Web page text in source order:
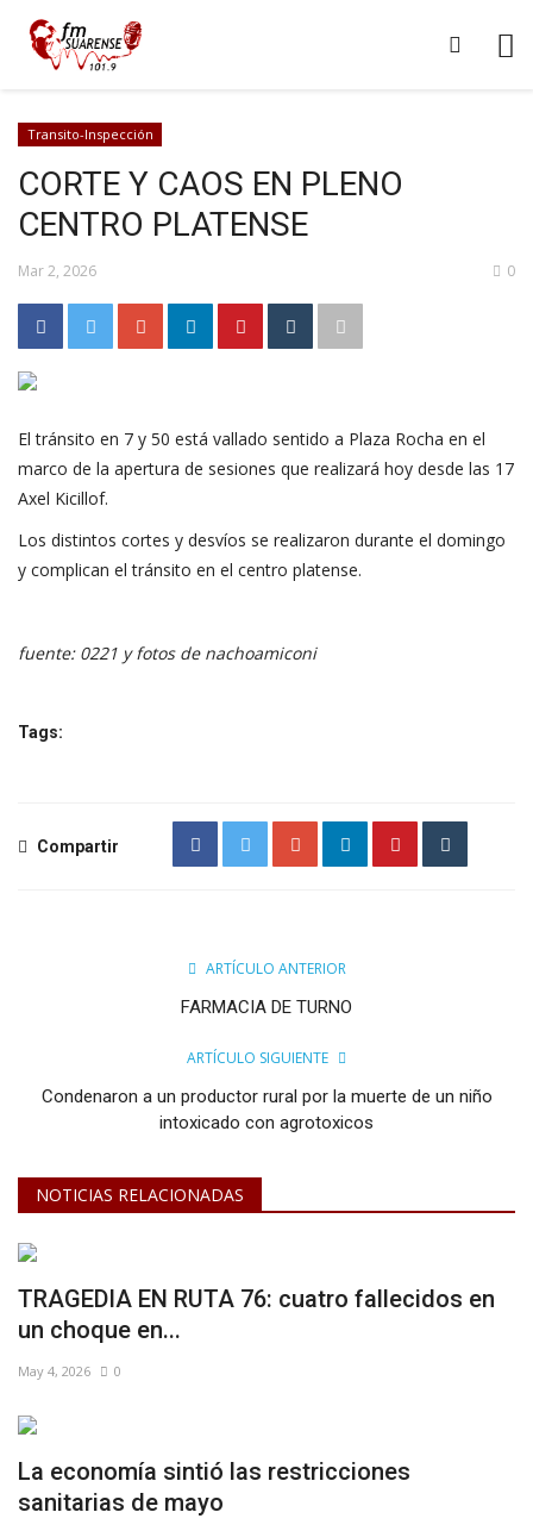
Transito-Inspección
CORTE Y CAOS EN PLENO
CENTRO PLATENSE
Mar 2, 2026 0
El tránsito en 7 y 50 está vallado sentido a Plaza Rocha en el
marco de la apertura de sesiones que realizará hoy desde las 17
Axel Kicillof.
Los distintos cortes y desvíos se realizaron durante el domingo
y complican el tránsito en el centro platense.
fuente: 0221 y fotos de nachoamiconi
Tags:
Compartir
ARTÍCULO ANTERIOR
FARMACIA DE TURNO
ARTÍCULO SIGUIENTE
Condenaron a un productor rural por la muerte de un niño
intoxicado con agrotoxicos
NOTICIAS RELACIONADAS
TRAGEDIA EN RUTA 76: cuatro fallecidos en
un choque en...
May 4, 2026 0
La economía sintió las restricciones
sanitarias de mayo